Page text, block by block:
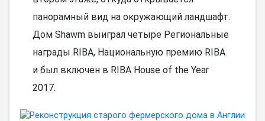
панорамный вид на окружающий ландшафт.
Дом Shawm выиграл четыре Региональные
награды RIBA, Национальную премию RIBA
и был включен в RIBA House of the Year
2017.